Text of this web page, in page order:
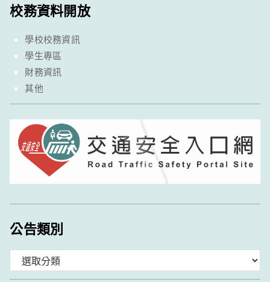
校務資料開放
學校校務資訊
學生專區
財務資訊
其他
公告類別